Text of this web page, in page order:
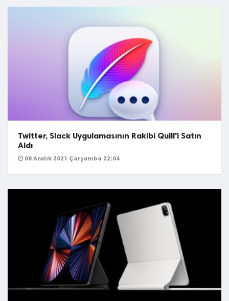
Twitter, Slack Uygulamasının Rakibi Quill'i Satın
Aldı
08 Aralık 2021 Çarşamba 22:04